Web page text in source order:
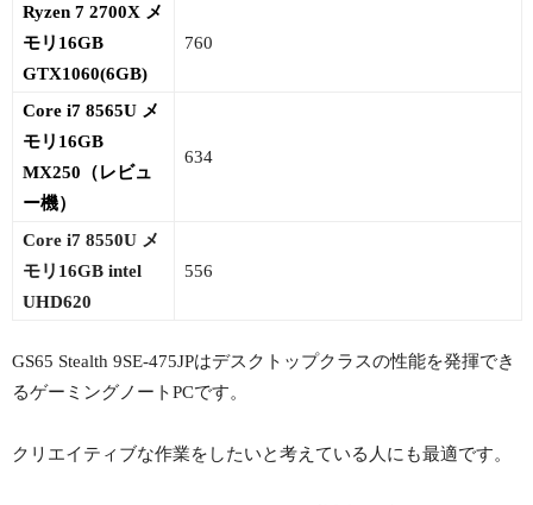
Ryzen 7 2700X メ
モリ16GB
GTX1060(6GB)
760
Core i7 8565U メ
モリ16GB
MX250（レビュ
ー機）
634
Core i7 8550U メ
モリ16GB intel
UHD620
556
GS65 Stealth 9SE-475JPはデスクトップクラスの性能を発揮でき
るゲーミングノートPCです。
クリエイティブな作業をしたいと考えている人にも最適です。